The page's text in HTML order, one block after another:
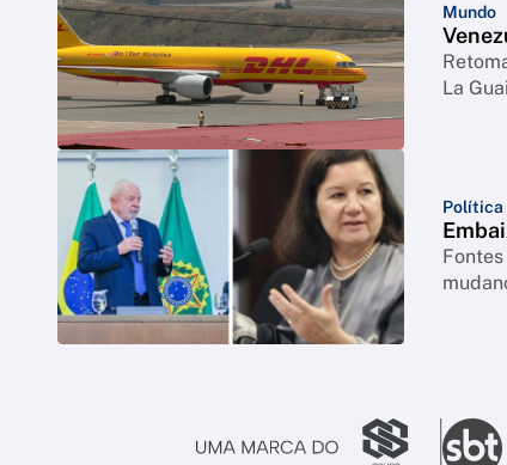
Mundo
La
Política